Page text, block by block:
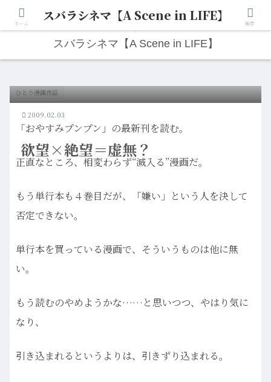
人生は“ひとりごと”から始まる。映画と写真と日々のこと。
スバラシネマ【A Scene in LIFE】
欲望×絶望＝虚無？
ひとり漫画夜話
2009.02.03
「おやすみプンプン」の最新刊を読む。
正直なところ、相変わらず“滅入る”漫画だ。
もう単行本も４巻目だが、「嫌い」という人を決して
否定できない。
単行本を買っている漫画で、そういうものは他に無
い。
もう読むのやめようかな……と思いつつ、やはり気に
なり、
引き込まれるというよりは、引きずり込まれる。
ホーム スバラシネマ【A Scene in LIFE】 検索